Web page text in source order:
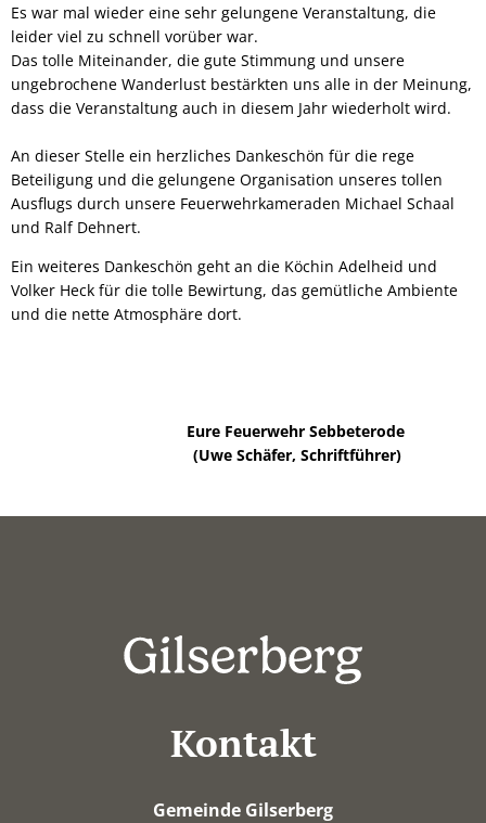
Es war mal wieder eine sehr gelungene Veranstaltung, die
leider viel zu schnell vorüber war.
Das tolle Miteinander, die gute Stimmung und unsere
ungebrochene Wanderlust bestärkten uns alle in der Meinung,
dass die Veranstaltung auch in diesem Jahr wiederholt wird.
An dieser Stelle ein herzliches Dankeschön für die rege
Beteiligung und die gelungene Organisation unseres tollen
Ausflugs durch unsere Feuerwehrkameraden Michael Schaal
und Ralf Dehnert.
Ein weiteres Dankeschön geht an die Köchin Adelheid und
Volker Heck für die tolle Bewirtung, das gemütliche Ambiente
und die nette Atmosphäre dort.
Eure Feuerwehr Sebbeterode
(Uwe Schäfer, Schriftführer)
Kontakt
Gemeinde Gilserberg